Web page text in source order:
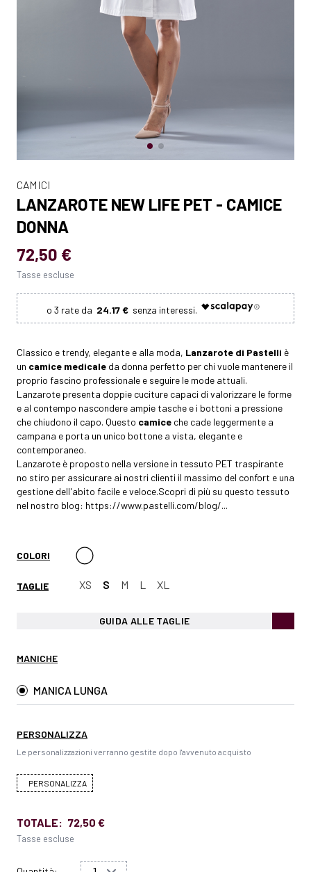
CAMICI
LANZAROTE NEW LIFE PET - CAMICE
DONNA
72,50 €
Tasse escluse
24.17 €
Classico e trendy, elegante e alla moda, Lanzarote di Pastelli è
un camice medicale da donna perfetto per chi vuole mantenere il
proprio fascino professionale e seguire le mode attuali.
Lanzarote presenta doppie cuciture capaci di valorizzare le forme
e al contempo nascondere ampie tasche e i bottoni a pressione
che chiudono il capo. Questo camice che cade leggermente a
campana e porta un unico bottone a vista, elegante e
contemporaneo.
Lanzarote è proposto nella versione in tessuto PET traspirante
no stiro per assicurare ai nostri clienti il massimo del confort e una
gestione dell'abito facile e veloce.Scopri di più su questo tessuto
nel nostro blog: https://www.pastelli.com/blog/...
COLORI
TAGLIE XS S M L XL
GUIDA ALLE TAGLIE
MANICHE
MANICA LUNGA
PERSONALIZZA
Le personalizzazioni verranno gestite dopo l'avvenuto acquisto
PERSONALIZZA
TOTALE: 72,50 €
Tasse escluse